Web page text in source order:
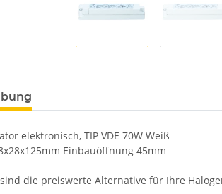
elektronisch, TIP VDE 70W Weiß
Einbauöffnung 45mm
sind die preiswerte Alternative für Ihre